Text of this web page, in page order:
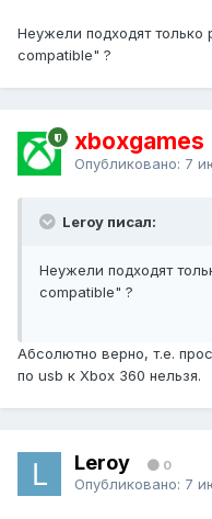
Неужели подходят
compatible" ?
xboxgames
Опубликовано: 7
Leroy писал:
Неужели подходят
compatible" ?
Абсолютно верно, т.е.
по usb к Xbox 360 нельзя.
Leroy 0
Опубликовано: 7